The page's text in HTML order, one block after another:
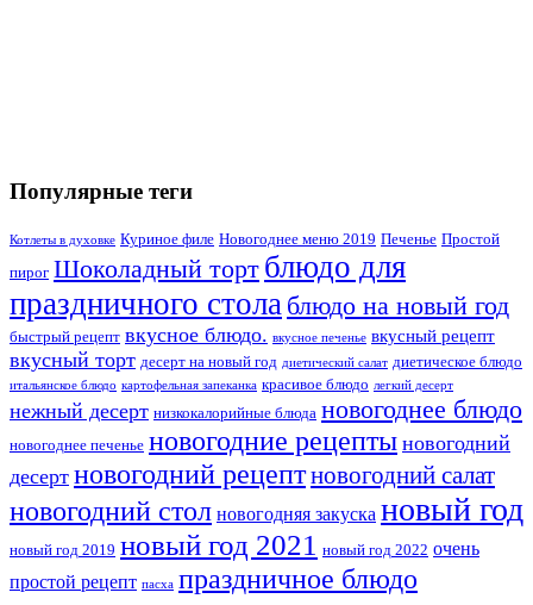
Популярные теги
Котлеты в духовке Куриное филе Новогоднее меню 2019 Печенье Простой
пирог Шоколадный торт блюдо для
праздничного стола блюдо на новый год
быстрый рецепт вкусное блюдо. вкусное печенье вкусный рецепт
вкусный торт десерт на новый год диетический салат диетическое блюдо
итальянское блюдо картофельная запеканка красивое блюдо легкий десерт
нежный десерт низкокалорийные блюда новогоднее блюдо
новогоднее печенье новогодние рецепты новогодний
десерт новогодний рецептновогодний салат
новогодний стол новогодняя закуска новый год
новый год 2019 новый год 2021 новый год 2022 очень
простой рецепт пасха праздничное блюдо